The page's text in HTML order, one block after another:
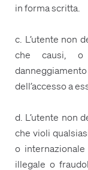
in forma scritta.
c. L’utente non
che causi, o
dell’accesso a
d. L’utente non
che violi
o
illegale o